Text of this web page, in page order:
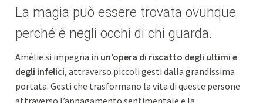
La magia può essere trovata ovunque
perché è negli occhi di chi guarda.
Amélie si impegna in un’opera di riscatto degli ultimi e
degli infelici, attraverso piccoli gesti dalla grandissima
portata. Gesti che trasformano la vita di queste persone
attraverso l’appagamento sentimentale e la